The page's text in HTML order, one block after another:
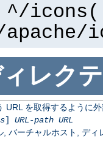
^/
レク
URL を取得するように
] URL-path URL
, バーチャルホスト, ディ